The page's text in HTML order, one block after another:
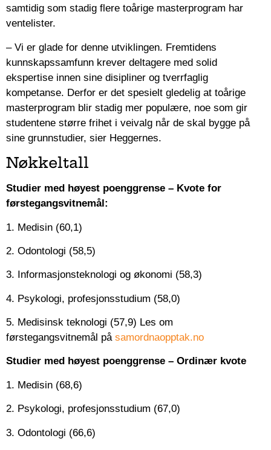
samtidig som stadig flere toårige masterprogram har
ventelister.
– Vi er glade for denne utviklingen. Fremtidens
kunnskapssamfunn krever deltagere med solid
ekspertise innen sine disipliner og tverrfaglig
kompetanse. Derfor er det spesielt gledelig at toårige
masterprogram blir stadig mer populære, noe som gir
studentene større frihet i veivalg når de skal bygge på
sine grunnstudier, sier Heggernes.
Nøkkeltall
Studier med høyest poenggrense – Kvote for
førstegangsvitnemål:
1. Medisin (60,1)
2. Odontologi (58,5)
3. Informasjonsteknologi og økonomi (58,3)
4. Psykologi, profesjonsstudium (58,0)
5. Medisinsk teknologi (57,9) Les om
førstegangsvitnemål på samordnaopptak.no
Studier med høyest poenggrense – Ordinær kvote
1. Medisin (68,6)
2. Psykologi, profesjonsstudium (67,0)
3. Odontologi (66,6)